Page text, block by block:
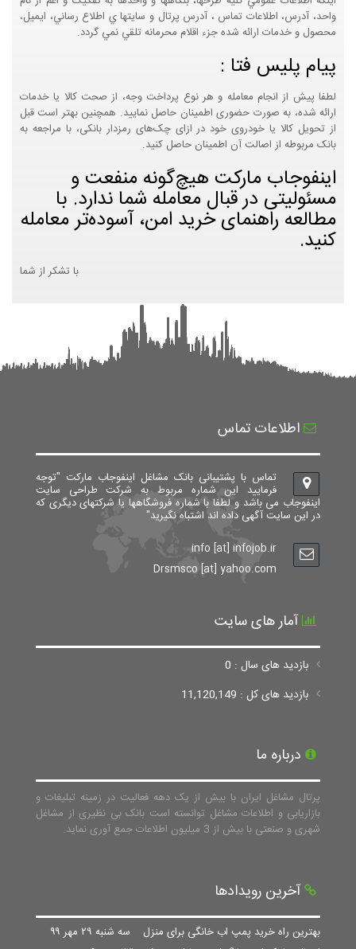
واحد، آدرس، اطلاعات تماس ، آدرس پرتال و سايتها ي اطلاع رساني، ايميل،
محصول و خدمات ارائه شده جزء اقلام محرمانه تلقي نمي گردد.
پیام پلیس فتا :
لطفا پیش از انجام معامله و هر نوع پرداخت وجه، از صحت کالا یا خدمات
ارائه شده، به صورت حضوری اطمینان حاصل نمایید. همچنین بهتر است قبل
از تحویل کالا یا خودروی خود در ازای چک‌های رمزدار بانکی، با مراجعه به
بانک مربوطه از اصالت آن اطمینان حاصل کنید.
اینفوجاب مارکت هیچ‌گونه منفعت و
مسئولیتی در قبال معامله شما ندارد. با
مطالعه راهنمای خرید امن، آسوده‌تر معامله
کنید.
با تشکر از شما
اطلاعات تماس
تماس با پشتیبانی بانک مشاغل اینفوجاب مارکت "توجه
فرمایید این شماره مربوط به شرکت طراحی سایت
اینفوجاب می باشد و لطفا با شماره فروشگاهها یا شرکتهای دیگری که
در این سایت آگهی داده اند اشتباه نگیرید"
info [at] infojob.ir
Drsmsco [at] yahoo.com
آمار های سایت
بازدید های سال : 0
بازدید های کل : 11,120,149
درباره ما
پرتال مشاغل ایران با بیش از یک دهه فعالیت در زمینه تبلیغات و
بازاریابی و اطلاعات مشاغل توانسته است بانک بی نظیری از مشاغل
شهری و صنعتی با بیش از 3 میلیون اطلاعات جمع آوری نماید.
آخرین رویدادها
بهترین راه خرید پمپ اب خانگی برای منزل سه شنبه ۲۹ مهر ۹۹